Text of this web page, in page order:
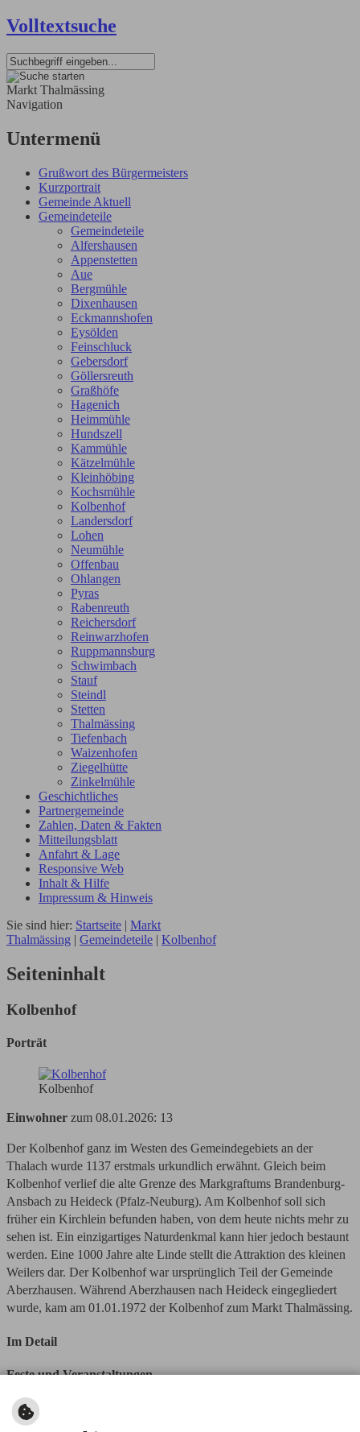
Volltextsuche
Markt Thalmässing
Navigation
Untermenü
Grußwort des Bürgermeisters
Kurzportrait
Gemeinde Aktuell
Gemeindeteile
Gemeindeteile
Alfershausen
Appenstetten
Aue
Bergmühle
Dixenhausen
Eckmannshofen
Eysölden
Feinschluck
Gebersdorf
Göllersreuth
Graßhöfe
Hagenich
Heimmühle
Hundszell
Kammühle
Kätzelmühle
Kleinhöbing
Kochsmühle
Kolbenhof
Landersdorf
Lohen
Neumühle
Offenbau
Ohlangen
Pyras
Rabenreuth
Reichersdorf
Reinwarzhofen
Ruppmannsburg
Schwimbach
Stauf
Steindl
Stetten
Thalmässing
Tiefenbach
Waizenhofen
Ziegelhütte
Zinkelmühle
Geschichtliches
Partnergemeinde
Zahlen, Daten & Fakten
Mitteilungsblatt
Anfahrt & Lage
Responsive Web
Inhalt & Hilfe
Impressum & Hinweis
Sie sind hier: Startseite | Markt
Thalmässing | Gemeindeteile | Kolbenhof
Seiteninhalt
Kolbenhof
Porträt
Kolbenhof
Einwohner zum 08.01.2026: 13
Der Kolbenhof ganz im Westen des Gemeindegebiets an der
Thalach wurde 1137 erstmals urkundlich erwähnt. Gleich beim
Kolbenhof verlief die alte Grenze des Markgraftums Brandenburg-
Ansbach zu Heideck (Pfalz-Neuburg). Am Kolbenhof soll sich
früher ein Kirchlein befunden haben, von dem heute nichts mehr zu
sehen ist. Ein einzigartiges Naturdenkmal kann hier jedoch bestaunt
werden. Eine 1000 Jahre alte Linde stellt die Attraktion des kleinen
Weilers dar. Der Kolbenhof war ursprünglich Teil der Gemeinde
Aberzhausen. Während Aberzhausen nach Heideck eingegliedert
wurde, kam am 01.01.1972 der Kolbenhof zum Markt Thalmässing.
Im Detail
Feste und Veranstaltungen
Einkehrmöglichkeiten